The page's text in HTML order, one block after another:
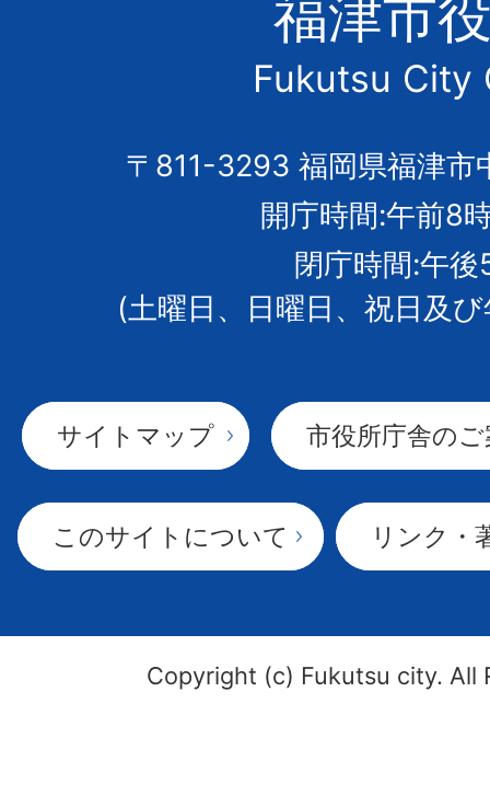
市
の
市
章
福津市
Fukutsu City
〒811-3293 福岡県福津市
開庁時間:午前8
閉庁時間:午後
(土曜日、日曜日、祝日及
サイトマップ 市役所庁舎の
このサイトについて リンク・
Copyright (c) Fukutsu city. All